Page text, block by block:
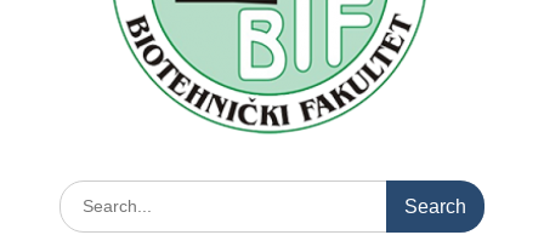
Search
for: